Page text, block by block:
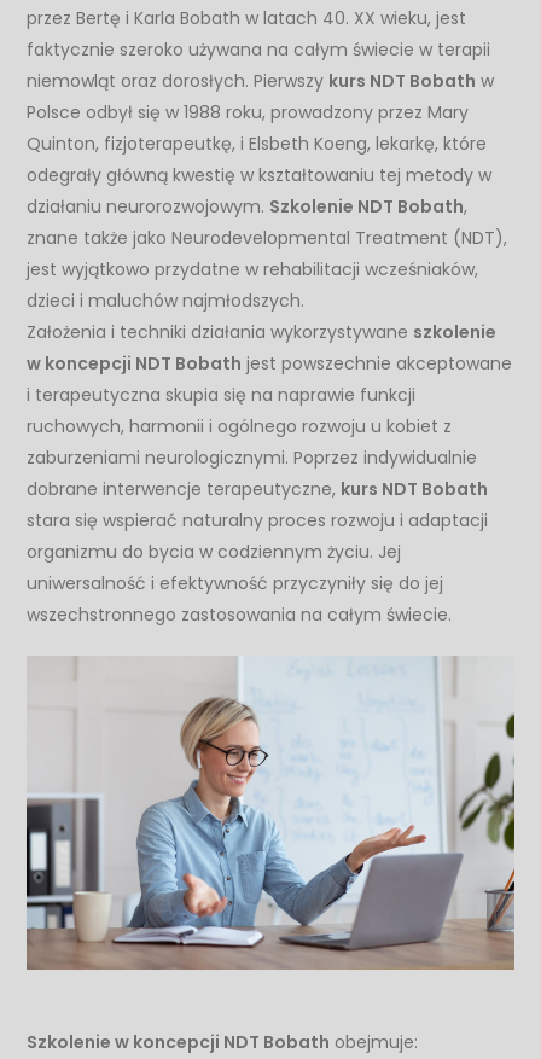
przez Bertę i Karla Bobath w latach 40. XX wieku, jest
faktycznie szeroko używana na całym świecie w terapii
niemowląt oraz dorosłych. Pierwszy kurs NDT Bobath w
Polsce odbył się w 1988 roku, prowadzony przez Mary
Quinton, fizjoterapeutkę, i Elsbeth Koeng, lekarkę, które
odegrały główną kwestię w kształtowaniu tej metody w
działaniu neurorozwojowym. Szkolenie NDT Bobath,
znane także jako Neurodevelopmental Treatment (NDT),
jest wyjątkowo przydatne w rehabilitacji wcześniaków,
dzieci i maluchów najmłodszych.
Założenia i techniki działania wykorzystywane szkolenie
w koncepcji NDT Bobath jest powszechnie akceptowane
i terapeutyczna skupia się na naprawie funkcji
ruchowych, harmonii i ogólnego rozwoju u kobiet z
zaburzeniami neurologicznymi. Poprzez indywidualnie
dobrane interwencje terapeutyczne, kurs NDT Bobath
stara się wspierać naturalny proces rozwoju i adaptacji
organizmu do bycia w codziennym życiu. Jej
uniwersalność i efektywność przyczyniły się do jej
wszechstronnego zastosowania na całym świecie.
Szkolenie w koncepcji NDT Bobath obejmuje: